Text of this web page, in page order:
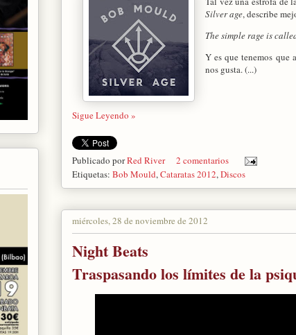
Silver age, describe
The simple rage is
Y es que tenemos que
nos gusta. (...)
Sigue Leyendo »
Publicado porRed River
2 comentarios
Etiquetas: Bob Mould, Cataratas 2012, Discos
miércoles, 28 de noviembre de 2012
Night Beats
Traspasando los límites de la